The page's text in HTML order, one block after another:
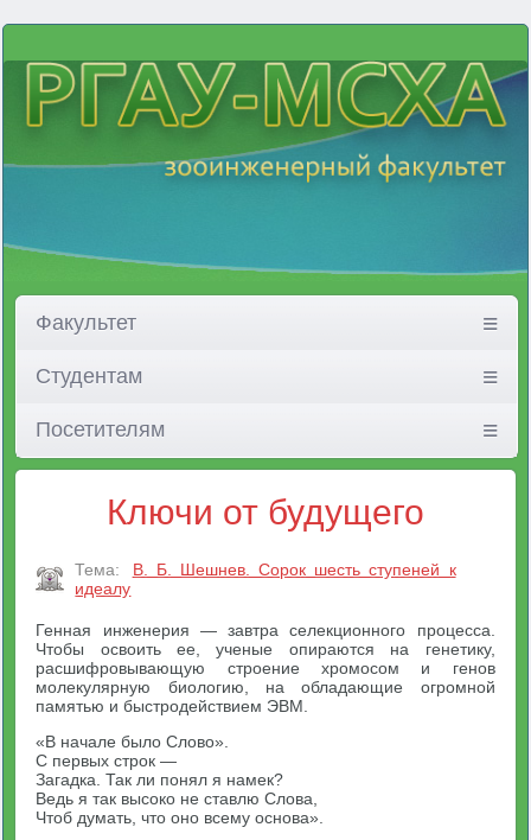
Факультет
Студентам
Посетителям
Ключи от будущего
Тема:
В. Б. Шешнев. Сорок шесть ступеней к
идеалу
Генная инженерия — завтра селекционного процесса.
Чтобы освоить ее, ученые опираются на генетику,
расшифровывающую строение хромосом и генов
молекулярную биологию, на обладающие огромной
памятью и быстродействием ЭВМ.
«В начале было Слово».
С первых строк —
Загадка. Так ли понял я намек?
Ведь я так высоко не ставлю Слова,
Чтоб думать, что оно всему основа».